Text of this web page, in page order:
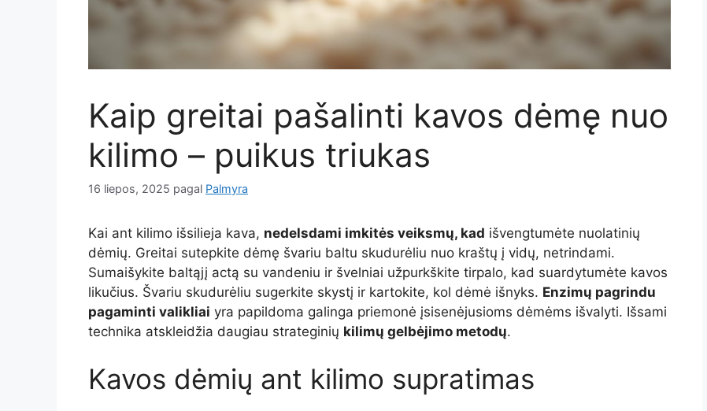
Kaip greitai pašalinti kavos dėmę nuo
kilimo – puikus triukas
16 liepos, 2025 pagal Palmyra
Kai ant kilimo išsilieja kava, nedelsdami imkitės veiksmų, kad išvengtumėte nuolatinių
dėmių. Greitai sutepkite dėmę švariu baltu skudurėliu nuo kraštų į vidų, netrindami.
Sumaišykite baltąjį actą su vandeniu ir švelniai užpurkškite tirpalo, kad suardytumėte kavos
likučius. Švariu skudurėliu sugerkite skystį ir kartokite, kol dėmė išnyks. Enzimų pagrindu
pagaminti valikliai yra papildoma galinga priemonė įsisenėjusioms dėmėms išvalyti. Išsami
technika atskleidžia daugiau strateginių kilimų gelbėjimo metodų.
Kavos dėmių ant kilimo supratimas